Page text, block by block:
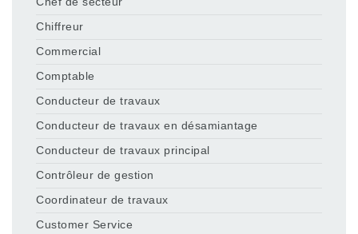
Chiffreur
Commercial
Comptable
Conducteur de travaux
Conducteur de travaux en désamiantage
Conducteur de travaux principal
Contrôleur de gestion
Coordinateur de travaux
Customer Service